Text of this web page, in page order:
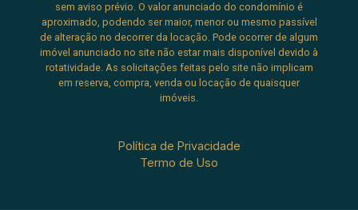
sem aviso prévio. O valor anunciado do condomínio é
aproximado, podendo ser maior, menor ou mesmo passível
de alteração no decorrer da locação. Pode ocorrer de algum
imóvel anunciado no site não estar mais disponível devido à
rotatividade. As solicitações feitas pelo site não implicam
em reserva, compra, venda ou locação de quaisquer
imóveis.
Política de Privacidade
Termo de Uso